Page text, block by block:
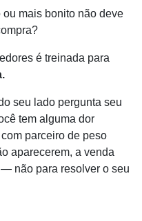
ou mais bonito não deve
é treinada para
seu lado pergunta seu
tem alguma dor
parceiro de peso
aparecerem, a venda
não para resolver o seu